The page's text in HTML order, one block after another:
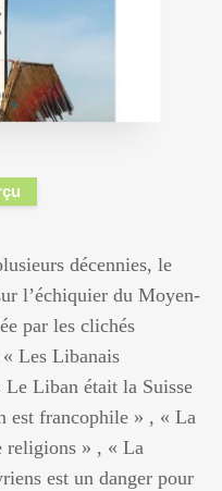
décennies, le
l’échiquier du Moyen-
par les clichés
Les Libanais
Le Liban était la Suisse
est francophile » , « La
religions » , « La
est un danger pour